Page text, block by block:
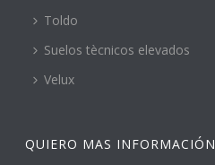
Toldo
Suelos tècnicos elevados
Velux
QUIERO MAS INFORMACIÓN